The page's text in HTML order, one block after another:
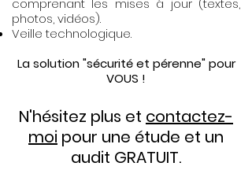
comprenant les mises à jour (textes,
photos, vidéos).
Veille technologique.
La solution "sécurité et pérenne" pour
VOUS !
N'hésitez plus et contactez-
moi pour une étude et un
audit GRATUIT.